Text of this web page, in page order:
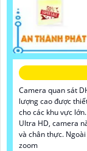
Camera quan sát
lượng cao được
cho các khu vực
Ultra HD, camera
và chân thực.
zoom